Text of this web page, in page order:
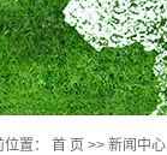
置： 首 页 >> 新闻中心